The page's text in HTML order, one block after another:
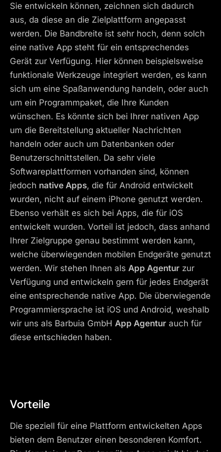
Sie entwickeln können, zeichnen sich dadurch
aus, da diese an die Zielplattform angepasst
werden. Die Bandbreite ist sehr hoch, denn solch
eine native App steht für ein entsprechendes
Gerät zur Verfügung. Hier können beispielsweise
funktionale Werkzeuge integriert werden, es kann
sich um eine Spaßanwendung handeln, oder auch
um ein Programmpaket, die Ihre Kunden
wünschen. Es könnte sich bei Ihrer nativen App
um die Bereitstellung aktueller Nachrichten
handeln oder auch um Datenbanken oder
Benutzerschnittstellen. Da sehr viele
Softwareplattformen vorhanden sind, können
jedoch native Apps, die für Android entwickelt
wurden, nicht auf einem iPhone genutzt werden.
Ebenso verhält es sich bei Apps, die für iOS
entwickelt wurden. Vorteil ist jedoch, dass anhand
Ihrer Zielgruppe genau bestimmt werden kann,
welche überwiegenden mobilen Endgeräte genutzt
werden. Wir stehen Ihnen als App Agentur zur
Verfügung und entwickeln gern für jedes Endgerät
eine entsprechende native App. Die überwiegende
Programmiersprache ist iOS und Android, weshalb
wir uns als Barbuia GmbH App Agentur auch für
diese entschieden haben.
Vorteile
Die speziell für eine Plattform entwickelten Apps
bieten dem Benutzer einen besonderen Komfort.